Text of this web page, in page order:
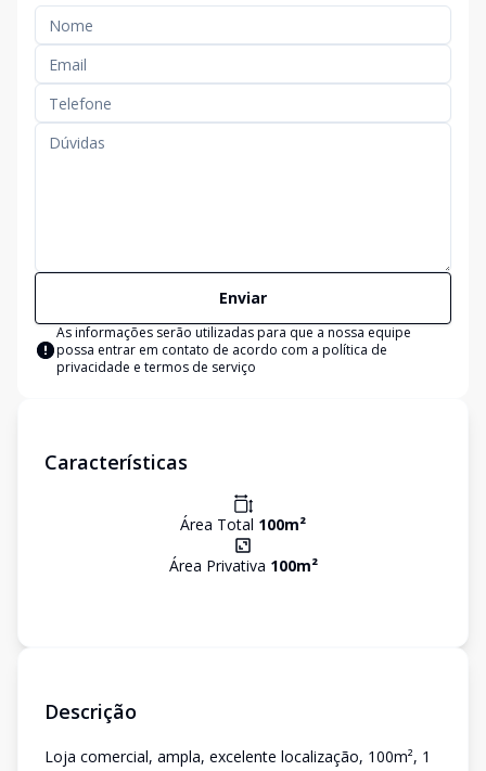
Enviar
As informações serão utilizadas para que a nossa equipe
possa entrar em contato de acordo com a política de
privacidade e termos de serviço
Características
Área Total 100m²
Área Privativa 100m²
Descrição
Loja comercial, ampla, excelente localização, 100m², 1